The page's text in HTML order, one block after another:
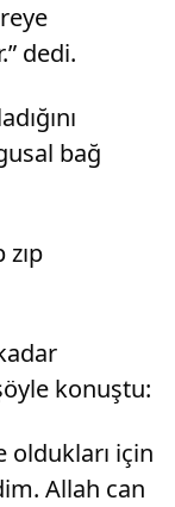
dedi.
bağ
konuştu:
oldukları için
Allah can